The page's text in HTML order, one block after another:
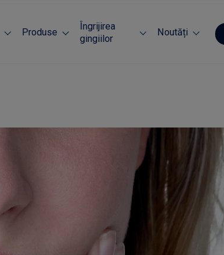
Produse
Îngrijirea
gingiilor
Noutăți